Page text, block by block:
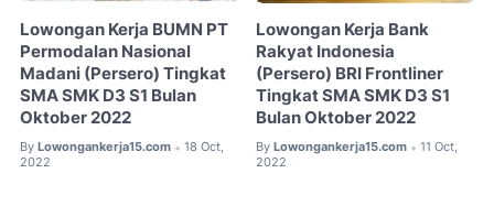
Lowongan Kerja BUMN PT
Permodalan Nasional
Madani (Persero) Tingkat
SMA SMK D3 S1 Bulan
Oktober 2022
By Lowongankerja15.com • 18 Oct,
2022
Lowongan Kerja Bank
Rakyat Indonesia
(Persero) BRI Frontliner
Tingkat SMA SMK D3 S1
Bulan Oktober 2022
By Lowongankerja15.com • 11 Oct,
2022